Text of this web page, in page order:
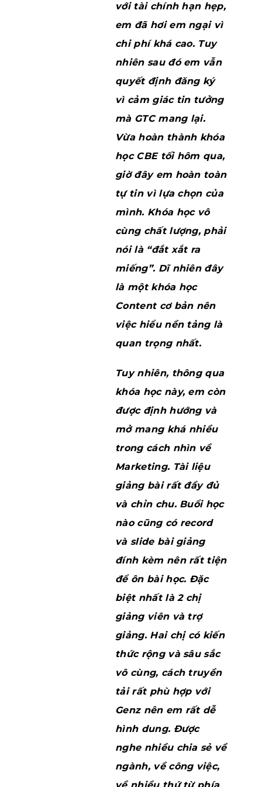
với tài chính hạn hẹp,
em đã hơi em ngại vì
chi phí khá cao. Tuy
nhiên sau đó em vẫn
quyết định đăng ký
vì cảm giác tin tưởng
mà GTC mang lại.
Vừa hoàn thành khóa
học CBE tối hôm qua,
giờ đây em hoàn toàn
tự tin vì lựa chọn của
mình. Khóa học vô
cùng chất lượng, phải
nói là “đắt xắt ra
miếng”. Dĩ nhiên đây
là một khóa học
Content cơ bản nên
việc hiểu nền tảng là
quan trọng nhất.
Tuy nhiên, thông qua
khóa học này, em còn
được định hướng và
mở mang khá nhiều
trong cách nhìn về
Marketing. Tài liệu
giảng bài rất đầy đủ
và chỉn chu. Buổi học
nào cũng có record
và slide bài giảng
đính kèm nên rất tiện
để ôn bài học. Đặc
biệt nhất là 2 chị
giảng viên và trợ
giảng. Hai chị có kiến
thức rộng và sâu sắc
vô cùng, cách truyền
tải rất phù hợp với
Genz nên em rất dễ
hình dung. Được
nghe nhiều chia sẻ về
ngành, về công việc,